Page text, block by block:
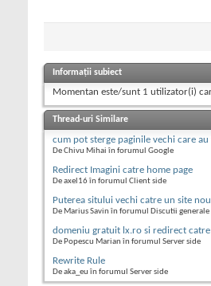
Informații subiect
Momentan este/sunt 1 utilizator(i)
Thread-uri Similare
cum pot sterge paginile vechi care
De Chivu Mihai în forumul Google
Redirect Imagini catre home page
De axel16 în forumul Client side
Puterea sitului vechi catre un site nou
De Marius Savin în forumul Discutii
domeniu gratuit lx.ro si redirect
De Popescu Marian în forumul Server side
Rewrite Rule
De aka_eu în forumul Server side